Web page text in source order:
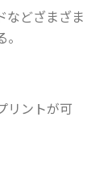
などざまざま
リントが可